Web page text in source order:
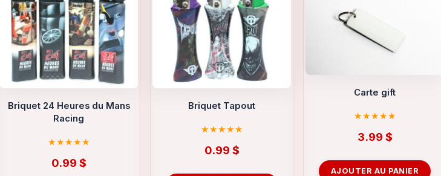
Briquet 24 Heures du Mans
Racing
0.99 $
Briquet Tapout
0.99 $
Carte gift
3.99 $
AJOUTER AU PANIER